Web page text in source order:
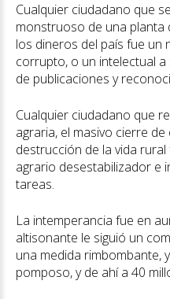
Cualquier ciudadano que
monstruoso de una planta
los dineros del país fue un
corrupto, o un intelectual
de publicaciones y
Cualquier ciudadano que
agraria, el masivo cierre
destrucción de la vida
agrario desestabilizador e
tareas.
La intemperancia fue en
altisonante le siguió un
una medida rimbombante,
pomposo, y de ahí a 40